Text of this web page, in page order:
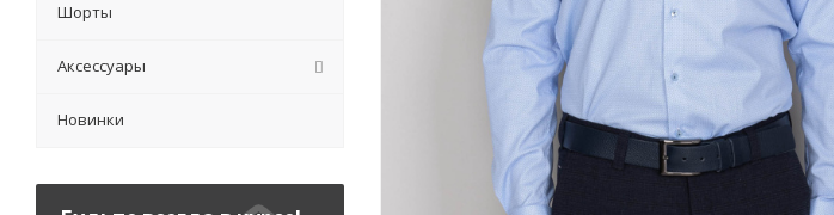
Шорты
Аксессуары
Новинки